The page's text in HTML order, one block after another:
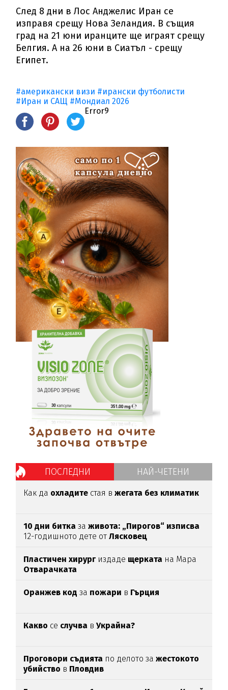
След 8 дни в Лос Анджелис Иран се
изправя срещу Нова Зеландия. В същия
град на 21 юни иранците ще играят срещу
Белгия. А на 26 юни в Сиатъл - срещу
Египет.
#американски визи #ирански футболисти
#Иран и САЩ #Мондиал 2026
Error9
ПОСЛЕДНИ НАЙ-ЧЕТЕНИ
Как да охладите стая вжегата без климатик
10 дни битка за живота: „Пирогов“ изписва
12-годишното дете отЛясковец
Пластичен хирург издаде щерката на Мара
Отварачката
Оранжев код за пожари в Гърция
Какво се случва вУкрайна?
Проговори съдията по делото зажестокото
убийство в Пловдив